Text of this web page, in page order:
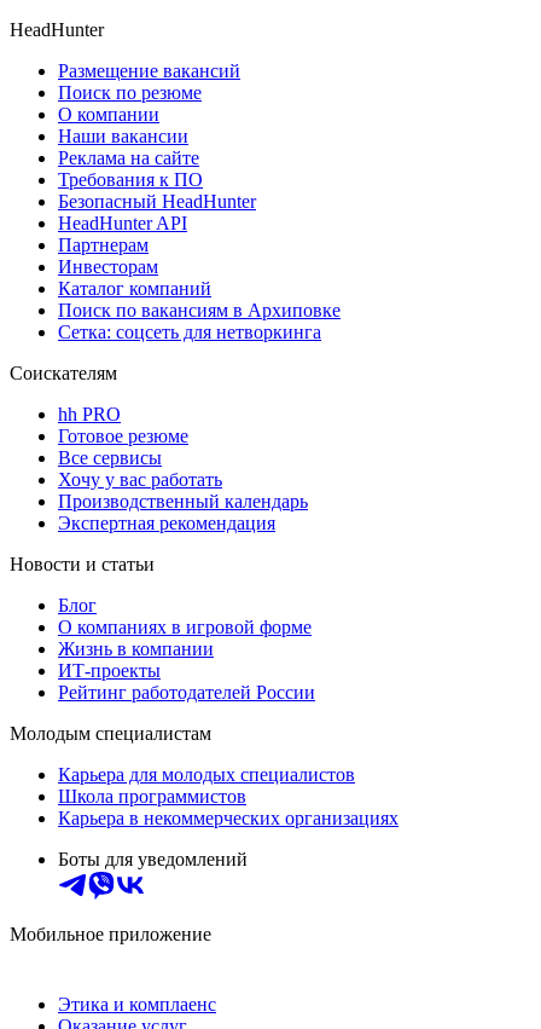
HeadHunter
Размещение вакансий
Поиск по резюме
О компании
Наши вакансии
Реклама на сайте
Требования к ПО
Безопасный HeadHunter
HeadHunter API
Партнерам
Инвесторам
Каталог компаний
Поиск по вакансиям в Архиповке
Сетка: соцсеть для нетворкинга
Соискателям
hh PRO
Готовое резюме
Все сервисы
Хочу у вас работать
Производственный календарь
Экспертная рекомендация
Новости и статьи
Блог
О компаниях в игровой форме
Жизнь в компании
ИТ-проекты
Рейтинг работодателей России
Молодым специалистам
Карьера для молодых специалистов
Школа программистов
Карьера в некоммерческих организациях
Боты для уведомлений
Мобильное приложение
Этика и комплаенс